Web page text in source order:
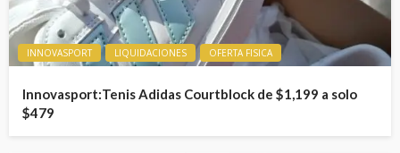
INNOVASPORT LIQUIDACIONES OFERTA FISICA
Innovasport:Tenis Adidas Courtblock de $1,199 a solo
$479